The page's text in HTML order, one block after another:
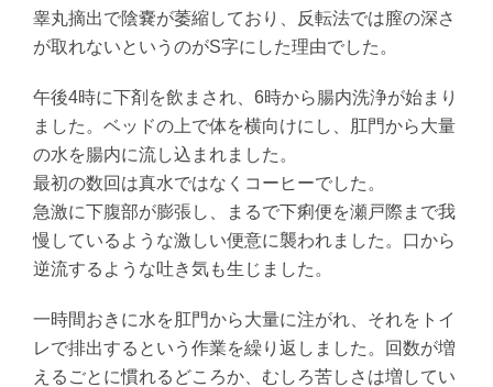
睾丸摘出で陰嚢が萎縮しており、反転法では膣の深さ
が取れないというのがS字にした理由でした。
午後4時に下剤を飲まされ、6時から腸内洗浄が始まり
ました。ベッドの上で体を横向けにし、肛門から大量
の水を腸内に流し込まれました。
最初の数回は真水ではなくコーヒーでした。
急激に下腹部が膨張し、まるで下痢便を瀬戸際まで我
慢しているような激しい便意に襲われました。口から
逆流するような吐き気も生じました。
一時間おきに水を肛門から大量に注がれ、それをトイ
レで排出するという作業を繰り返しました。回数が増
えるごとに慣れるどころか、むしろ苦しさは増してい